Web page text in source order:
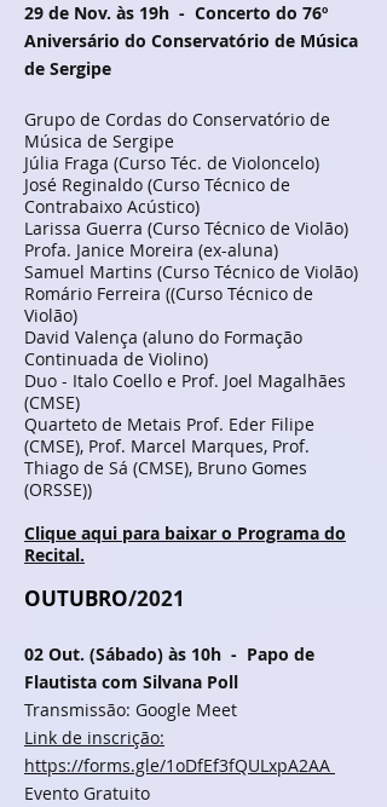
29 de Nov. às 19h - Concerto do 76º
Aniversário do Conservatório de Música
de Sergipe
Grupo de Cordas do Conservatório de
Música de Sergipe
Júlia Fraga (Curso Téc. de Violoncelo)
José Reginaldo (Curso Técnico de
Contrabaixo Acústico)
Larissa Guerra (Curso Técnico de Violão)
Profa. Janice Moreira (ex-aluna)
Samuel Martins (Curso Técnico de Violão)
Romário Ferreira ((Curso Técnico de
Violão)
David Valença (aluno do Formação
Continuada de Violino)
Duo - Italo Coello e Prof. Joel Magalhães
(CMSE)​
Quarteto de Metais Prof. Eder Filipe
(CMSE), Prof. Marcel Marques, Prof.
Thiago de Sá (CMSE), Bruno Gomes
(ORSSE))
Clique aqui para baixar o Programa do
Recital.
OUTUBRO/2021
02 Out. (Sábado) às 10h - Papo de
Flautista com Silvana Poll
Transmissão: Google Meet
Link de inscrição:
https://forms.gle/1oDfEf3fQULxpA2AA
Evento Gratuito